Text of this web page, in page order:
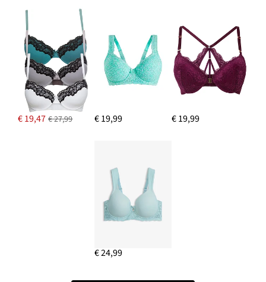
€ 19,47 € 27,99 € 19,99 € 19,99
€ 24,99